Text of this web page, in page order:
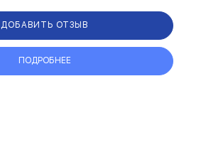
ДОБАВИТЬ ОТЗЫВ
ПОДРОБНЕЕ